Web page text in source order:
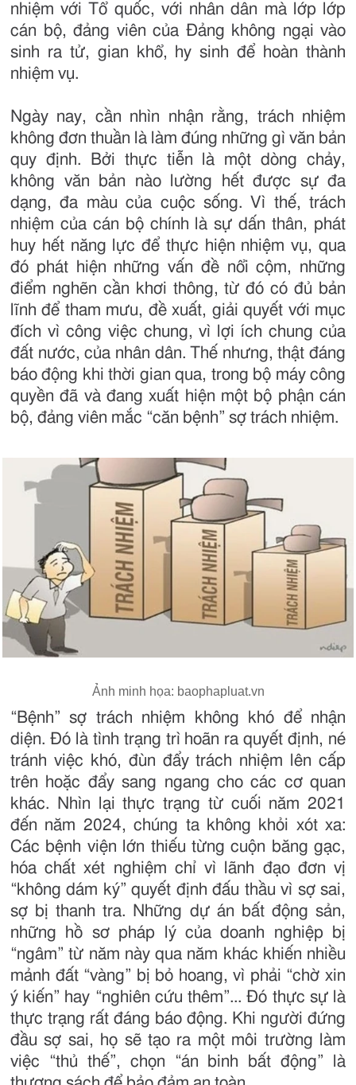
nhiệm với Tổ quốc, với nhân dân mà lớp lớp
cán bộ, đảng viên của Đảng không ngại vào
sinh ra tử, gian khổ, hy sinh để hoàn thành
nhiệm vụ.
Ngày nay, cần nhìn nhận rằng, trách nhiệm
không đơn thuần là làm đúng những gì văn bản
quy định. Bởi thực tiễn là một dòng chảy,
không văn bản nào lường hết được sự đa
dạng, đa màu của cuộc sống. Vì thế, trách
nhiệm của cán bộ chính là sự dấn thân, phát
huy hết năng lực để thực hiện nhiệm vụ, qua
đó phát hiện những vấn đề nổi cộm, những
điểm nghẽn cần khơi thông, từ đó có đủ bản
lĩnh để tham mưu, đề xuất, giải quyết với mục
đích vì công việc chung, vì lợi ích chung của
đất nước, của nhân dân. Thế nhưng, thật đáng
báo động khi thời gian qua, trong bộ máy công
quyền đã và đang xuất hiện một bộ phận cán
bộ, đảng viên mắc “căn bệnh” sợ trách nhiệm.
Ảnh minh họa: baophapluat.vn
“Bệnh” sợ trách nhiệm không khó để nhận
diện. Đó là tình trạng trì hoãn ra quyết định, né
tránh việc khó, đùn đẩy trách nhiệm lên cấp
trên hoặc đẩy sang ngang cho các cơ quan
khác. Nhìn lại thực trạng từ cuối năm 2021
đến năm 2024, chúng ta không khỏi xót xa:
Các bệnh viện lớn thiếu từng cuộn băng gạc,
hóa chất xét nghiệm chỉ vì lãnh đạo đơn vị
“không dám ký” quyết định đấu thầu vì sợ sai,
sợ bị thanh tra. Những dự án bất động sản,
những hồ sơ pháp lý của doanh nghiệp bị
“ngâm” từ năm này qua năm khác khiến nhiều
mảnh đất “vàng” bị bỏ hoang, vì phải “chờ xin
ý kiến” hay “nghiên cứu thêm”... Đó thực sự là
thực trạng rất đáng báo động. Khi người đứng
đầu sợ sai, họ sẽ tạo ra một môi trường làm
việc “thủ thế”, chọn “án binh bất động” là